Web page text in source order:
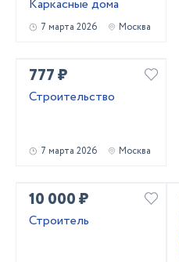
Каркасные дома
7 марта 2026 Москва
777 ₽
Строительство
7 марта 2026 Москва
10 000 ₽
Строитель